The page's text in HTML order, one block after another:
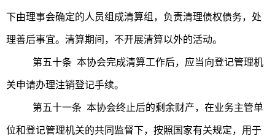
下由理事会确定的人员组成清算组，负责清理债权债务，处
理善后事宜。清算期间，不开展清算以外的活动。
第五十条 本协会完成清算工作后，应当向登记管理机
关申请办理注销登记手续。
第五十一条 本协会终止后的剩余财产，在业务主管单
位和登记管理机关的共同监督下，按照国家有关规定，用于